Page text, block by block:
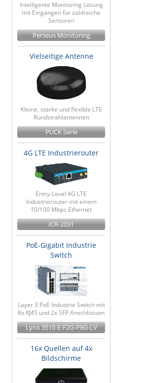
Intelligente Monitoring Lösung
mit Eingängen für zahlreiche
Sensoren
Perseus Monitoring
Vielseitige Antenne
Kleine, starke und flexible LTE
Rundstrahlantennen
PUCK Serie
4G LTE Industrierouter
Entry-Level 4G LTE
Industrierouter mit einem
10/100 Mbps Ethernet
ICR-2031
PoE-Gigabit Industrie
Switch
Layer 3 PoE Industrie Switch mit
8x RJ45 und 2x SFP Anschlüssen
Lynx 3510-E-F2G-P8G-LV
16x Quellen auf 4x
Bildschirme